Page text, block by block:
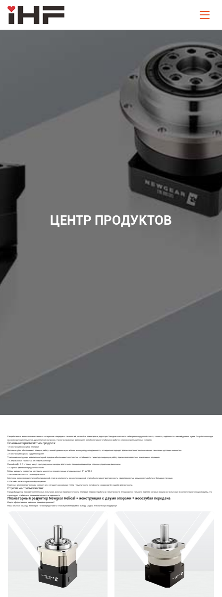
ЦЕНТР ПРОДУКТОВ
Разработанные из высококачественных материалов и передовых технологий, косозубые планетарные редукторы Newgear сочетают в себе превосходную жёсткость, точность, надёжность и низкий уровень шума. Разработанные для
высоких крутящих моментов, динамических нагрузок и точного управления движением, они обеспечивают стабильную работу в сложных промышленных условиях.
Основные характеристики продукта:
1. Конструкция косозубой передачи
Винтовые зубья обеспечивают плавную работу, низкий уровень шума и более высокую грузоподъемность, что идеально подходит для высокоточного использования с высоким крутящим моментом.
2. Конструкция каркаса с двумя опорами
Усиленная конструкция водила планетарной передачи обеспечивает жесткость и устойчивость, гарантируя надежную работу при высокоскоростных реверсивных операциях.
3. Сверхвысокая точность и регулируемый люфт
Низкий люфт 1–5 угловых минут с регулируемым зазором для точного позиционирования при сложном управлении движением.
4. Широкий диапазон передаточных чисел
Гибкие варианты скорости и крутящего момента с передаточными отношениями от 3:1 до 100:1.
5. Высокая жесткость и грузоподъемность
Шестерни из высококачественной легированной стали и компоненты из конструкционной стали обеспечивают долговечность, ударопрочность и возможность работы с большими грузами.
6. Легкий и оптимизированный функционал
Корпус из алюминиевого сплава снижает вес, улучшает рассеивание тепла, герметичность и стойкость к коррозии без ущерба для прочности.
Строгий контроль качества:
Каждый редуктор проходит комплексные испытания, включая проверку точности передачи, плавности работы и герметичности. Отгружаются только те изделия, которые прошли все испытания и соответствуют спецификациям, что
гарантирует стабильную производительность и надежность.
Планетарный редуктор Newgear Helical = конструкция с двумя опорами + косозубая передача
Ищете эффективное и надежное приводное решение?
Наша опытная команда инженеров готова предоставить точные рекомендации по выбору модели и техническую поддержку!